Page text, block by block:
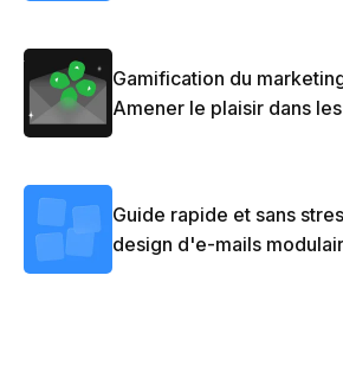
Gamification du
Amener le plaisir dans
Guide rapide et sans
design d'e-mails